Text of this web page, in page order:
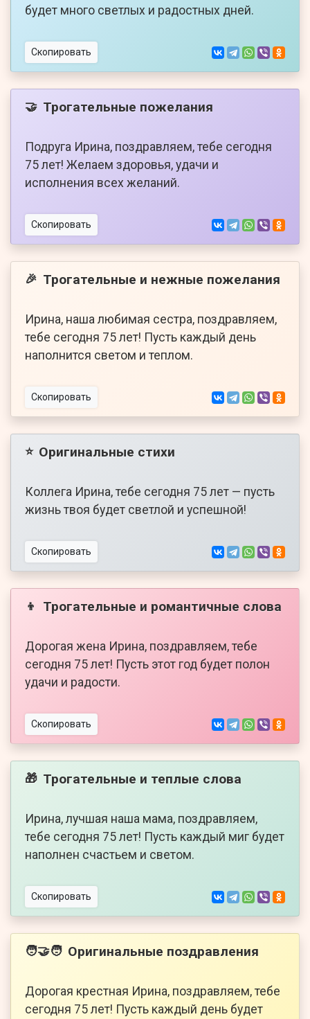
будет много светлых и радостных дней.
Скопировать
🤝 Трогательные пожелания
Подруга Ирина, поздравляем, тебе сегодня
75 лет! Желаем здоровья, удачи и
исполнения всех желаний.
Скопировать
🎉 Трогательные и нежные пожелания
Ирина, наша любимая сестра, поздравляем,
тебе сегодня 75 лет! Пусть каждый день
наполнится светом и теплом.
Скопировать
⭐ Оригинальные стихи
Коллега Ирина, тебе сегодня 75 лет — пусть
жизнь твоя будет светлой и успешной!
Скопировать
👦 Трогательные и романтичные слова
Дорогая жена Ирина, поздравляем, тебе
сегодня 75 лет! Пусть этот год будет полон
удачи и радости.
Скопировать
🎁 Трогательные и теплые слова
Ирина, лучшая наша мама, поздравляем,
тебе сегодня 75 лет! Пусть каждый миг будет
наполнен счастьем и светом.
Скопировать
🧑‍🤝‍🧑 Оригинальные поздравления
Дорогая крестная Ирина, поздравляем, тебе
сегодня 75 лет! Пусть каждый день будет